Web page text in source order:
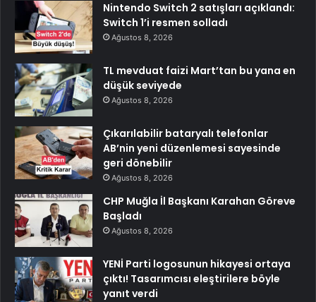
Nintendo Switch 2 satışları açıklandı:
Switch 1’i resmen solladı
Ağustos 8, 2026
TL mevduat faizi Mart’tan bu yana en
düşük seviyede
Ağustos 8, 2026
Çıkarılabilir bataryalı telefonlar
AB’nin yeni düzenlemesi sayesinde
geri dönebilir
Ağustos 8, 2026
CHP Muğla İl Başkanı Karahan Göreve
Başladı
Ağustos 8, 2026
YENİ Parti logosunun hikayesi ortaya
çıktı! Tasarımcısı eleştirilere böyle
yanıt verdi